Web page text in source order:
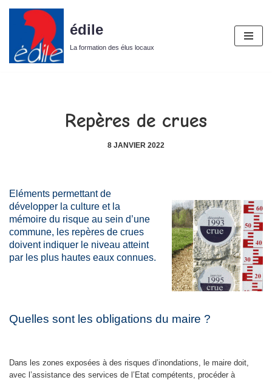
contenu
édile
La formation des élus locaux
Repères de crues
8 JANVIER 2022
Eléments permettant de
développer la culture et la
mémoire du risque au sein d’une
commune, les repères de crues
doivent indiquer le niveau atteint
par les plus hautes eaux connues.
Quelles sont les obligations du maire ?
Dans les zones exposées à des risques d’inondations, le maire doit,
avec l’assistance des services de l’Etat compétents, procéder à